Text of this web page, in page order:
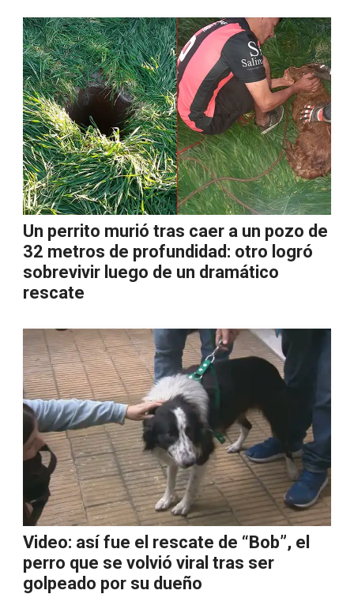
Un perrito murió tras caer a un pozo de
32 metros de profundidad: otro logró
sobrevivir luego de un dramático
rescate
Video: así fue el rescate de “Bob”, el
perro que se volvió viral tras ser
golpeado por su dueño